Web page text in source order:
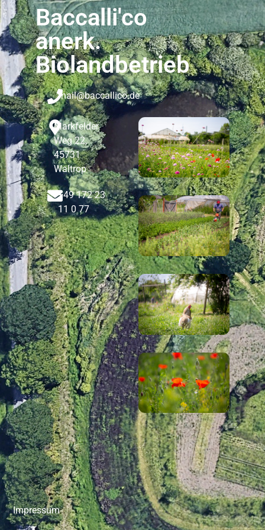
Baccalli'co
anerk.
Biolandbetrieb
mail@baccallico.de
Markfelder
Weg 22,
45731
Waltrop
+49 172 23
11 0 77
Impressum